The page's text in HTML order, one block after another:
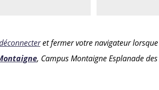
et fermer votre navigateur lorsque
, Campus Montaigne Esplanade